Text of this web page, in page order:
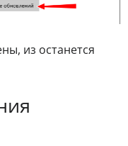
из останется